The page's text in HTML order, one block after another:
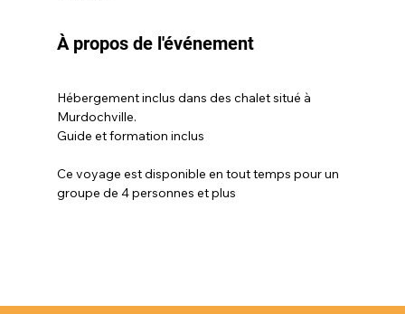
À propos de l'événement
Hébergement inclus dans des chalet situé à
Murdochville.
Guide et formation inclus
Ce voyage est disponible en tout temps pour un
groupe de 4 personnes et plus